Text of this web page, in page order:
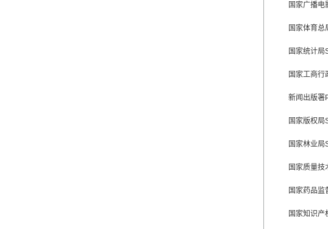
国家广播电影
国家体育总局
国家统计局
国家工商行政
新闻出版署
国家版权局
国家林业局
国家质量技术
国家药品监督
国家知识产权